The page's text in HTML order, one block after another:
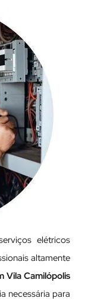
elétricos
altamente
Vila Camilópolis
necessária para